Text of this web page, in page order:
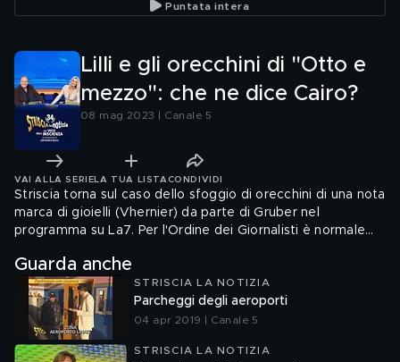
Puntata intera
Lilli e gli orecchini di "Otto e
mezzo": che ne dice Cairo?
08 mag 2023 | Canale 5
VAI ALLA SERIE LA TUA LISTA CONDIVIDI
Striscia torna sul caso dello sfoggio di orecchini di una nota
marca di gioielli (Vhernier) da parte di Gruber nel
programma su La7. Per l'Ordine dei Giornalisti è normale
una stessa griffe? E per Urbano Cairo (editore di La7) è
accettabile che uno spazio giornalistico diventi un atelier
di moda? Già immaginiamo Massimo Giannini, Gad Lerner e
Marco Travaglio ingemmati. Che spettacolo…
Guarda anche
STRISCIA LA NOTIZIA
Parcheggi degli aeroporti
04 apr 2019 | Canale 5
STRISCIA LA NOTIZIA